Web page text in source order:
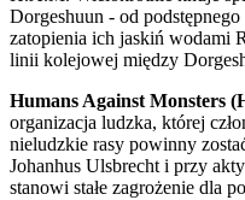
Dorgeshuun - od
zatopienia ich jaskiń wodami
linii kolejowej między
Humans Against Monsters
organizacja ludzka, której
nieludzkie rasy powinny
Johanhus Ulsbrecht i przy
stanowi stałe zagrożenie dla